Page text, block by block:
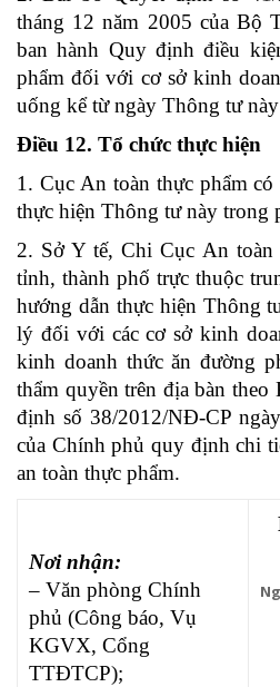
tháng 12 năm 2005 của Bộ
ban hành Quy định điều
phẩm đối với cơ sở kinh
uống kể từ ngày Thông tư
Điều 12. Tổ chức thực hiện
1. Cục An toàn thực phẩm
thực hiện Thông tư này trong
2. Sở Y tế, Chi Cục An toàn
tỉnh, thành phố trực thuộc
hướng dẫn thực hiện Thông
lý đối với các cơ sở kinh
kinh doanh thức ăn đường
thẩm quyền trên địa bàn theo
định số 38/2012/NĐ-CP
của Chính phủ quy định chi
an toàn thực phẩm.
Nơi nhận:
– Văn phòng Chính
phủ (Công báo, Vụ
KGVX, Cổng
TTĐTCP);